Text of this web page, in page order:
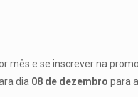
mês e se inscrever na
dia 08 de dezembro para